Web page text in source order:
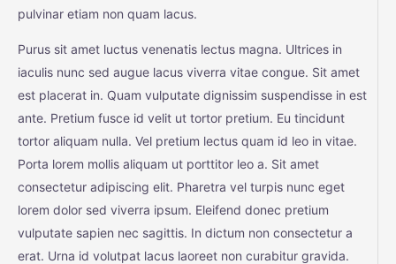
pulvinar etiam non quam lacus.
Purus sit amet luctus venenatis lectus magna. Ultrices in
iaculis nunc sed augue lacus viverra vitae congue. Sit amet
est placerat in. Quam vulputate dignissim suspendisse in est
ante. Pretium fusce id velit ut tortor pretium. Eu tincidunt
tortor aliquam nulla. Vel pretium lectus quam id leo in vitae.
Porta lorem mollis aliquam ut porttitor leo a. Sit amet
consectetur adipiscing elit. Pharetra vel turpis nunc eget
lorem dolor sed viverra ipsum. Eleifend donec pretium
vulputate sapien nec sagittis. In dictum non consectetur a
erat. Urna id volutpat lacus laoreet non curabitur gravida.